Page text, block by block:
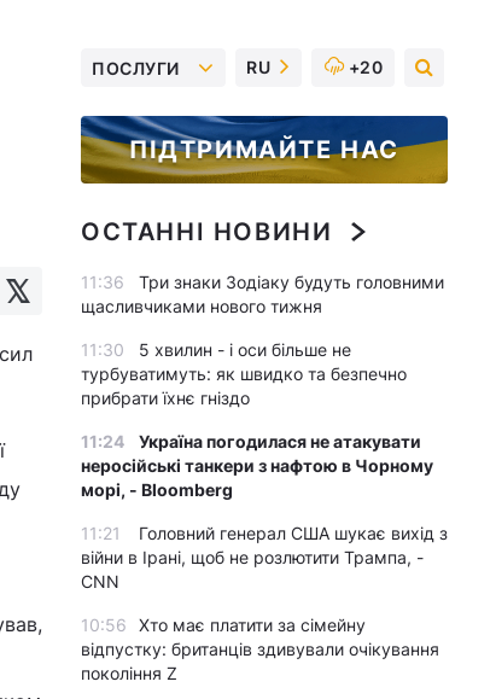
ПОСЛУГИ RU +20
ПІДТРИМАЙТЕ НАС
ОСТАННІ НОВИНИ
11:36
Три знаки Зодіаку будуть головними
щасливчиками нового тижня
11:30
5 хвилин - і оси більше не
турбуватимуть: як швидко та безпечно
прибрати їхнє гніздо
11:24
Україна погодилася не атакувати
неросійські танкери з нафтою в Чорному
морі, - Bloomberg
11:21
Головний генерал США шукає вихід з
війни в Ірані, щоб не розлютити Трампа, -
CNN
10:56
Хто має платити за сімейну
відпустку: британців здивували очікування
покоління Z